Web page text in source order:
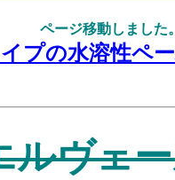
ページ移動しました。
プの水溶性ペ
ルヴェ